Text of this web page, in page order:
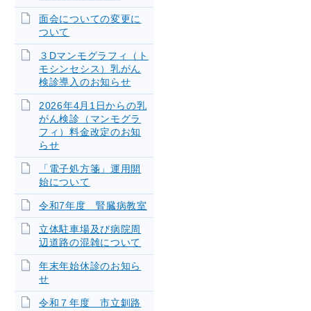
面会についての変更に
ついて
３Dマンモグラフィ（ト
モシンセシス）乳がん
検診導入のお知らせ
2026年4月1日からの乳
がん検診（マンモグラ
フィ）料金改定のお知
らせ
「電子処方箋」運用開
始について
令和7年度 腎臓病教室
立体駐車場及び病院周
辺道路の混雑について
年末年始休診のお知ら
せ
令和７年度 市立釧路